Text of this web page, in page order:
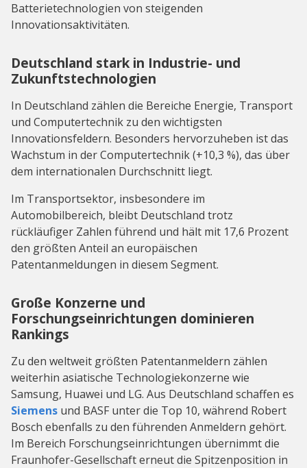
Batterietechnologien von steigenden
Innovationsaktivitäten.
Deutschland stark in Industrie- und
Zukunftstechnologien
In Deutschland zählen die Bereiche Energie, Transport
und Computertechnik zu den wichtigsten
Innovationsfeldern. Besonders hervorzuheben ist das
Wachstum in der Computertechnik (+10,3 %), das über
dem internationalen Durchschnitt liegt.
Im Transportsektor, insbesondere im
Automobilbereich, bleibt Deutschland trotz
rückläufiger Zahlen führend und hält mit 17,6 Prozent
den größten Anteil an europäischen
Patentanmeldungen in diesem Segment.
Große Konzerne und
Forschungseinrichtungen dominieren
Rankings
Zu den weltweit größten Patentanmeldern zählen
weiterhin asiatische Technologiekonzerne wie
Samsung, Huawei und LG. Aus Deutschland schaffen es
Siemens und BASF unter die Top 10, während Robert
Bosch ebenfalls zu den führenden Anmeldern gehört.
Im Bereich Forschungseinrichtungen übernimmt die
Fraunhofer-Gesellschaft erneut die Spitzenposition in